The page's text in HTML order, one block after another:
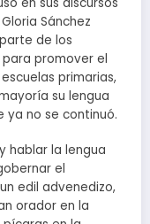
Sánchez
de los
promover el
primarias,
su lengua
ya no se continuó.
hablar la lengua
el
edil advenedizo,
orador en la